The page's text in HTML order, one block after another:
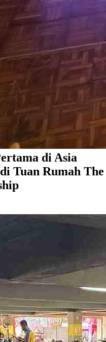
di Asia
Tuan Rumah The